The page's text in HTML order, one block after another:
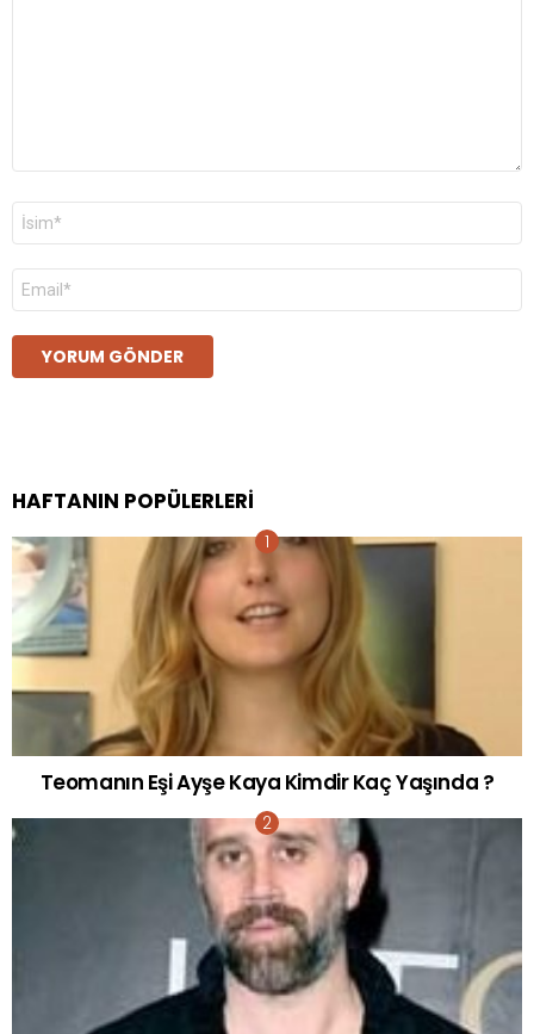
Ad
E-
posta
*
HAFTANIN POPÜLERLERI
Teomanın Eşi Ayşe Kaya Kimdir Kaç Yaşında ?